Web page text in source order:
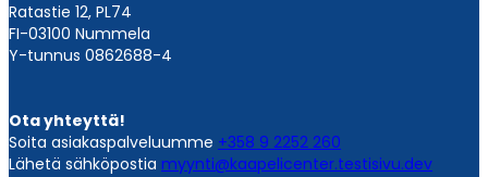
Ratastie 12, PL74
FI-03100 Nummela
Y-tunnus 0862688-4
Ota yhteyttä!
Soita asiakaspalveluumme +358 9 2252 260
Lähetä sähköpostia myynti@kaapelicenter.testisivu.dev